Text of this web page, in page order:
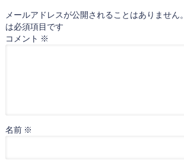
メールアドレスが公開されることはありません。
は必須項目です
コメント ※
名前 ※